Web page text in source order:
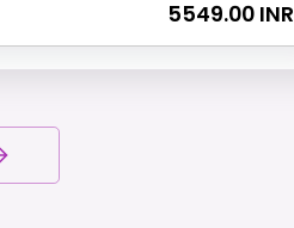
₹ 5549.00 INR